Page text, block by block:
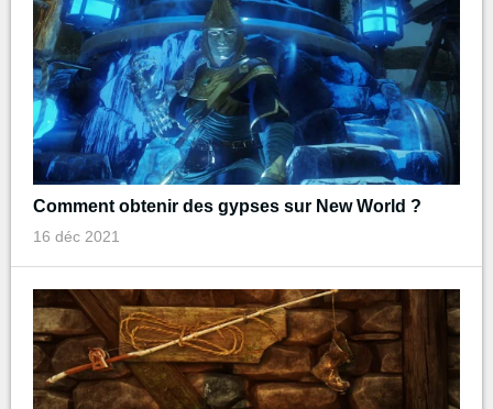
Comment obtenir des gypses sur New World ?
16 déc 2021